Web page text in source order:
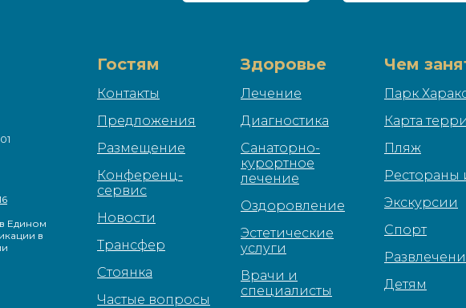
Едином
в
Гостям
Контакты
Предложения
Размещение
Конференц-
сервис
Новости
Трансфер
Стоянка
Частые вопросы
Здоровье
Лечение
Диагностика
Санаторно-
курортное
лечение
Оздоровление
Эстетические
услуги
Врачи и
специалисты
Чем
Парк
Карта
Пляж
Рестораны
Экскурсии
Спорт
Детям